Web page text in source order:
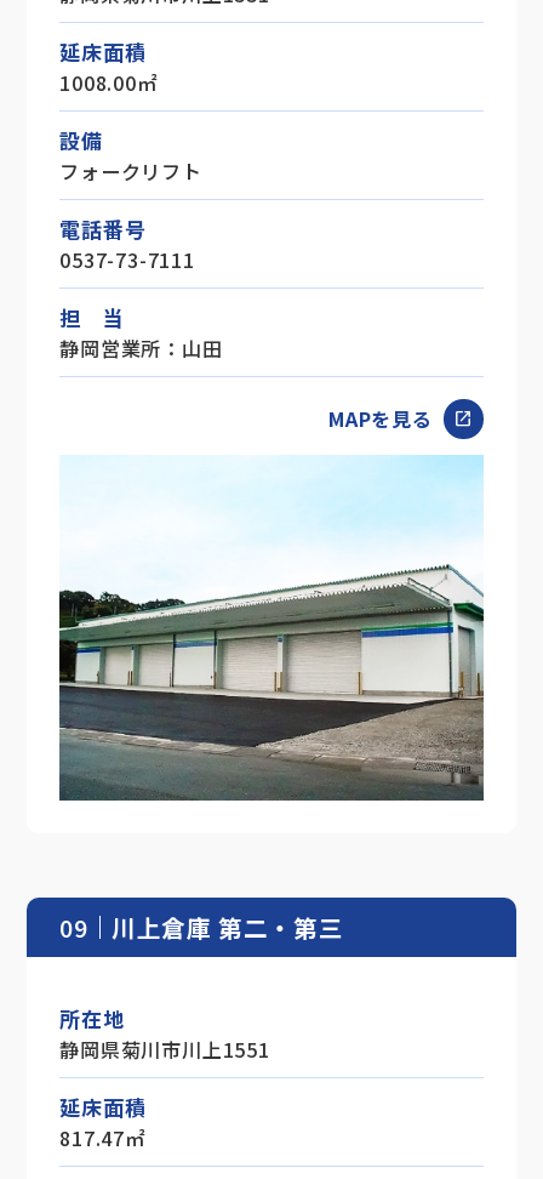
延床面積
1008.00㎡
設備
フォークリフト
電話番号
0537-73-7111
担 当
静岡営業所：山田
MAPを見る open_in_new
09 川上倉庫 第二・第三
所在地
静岡県菊川市川上1551
延床面積
817.47㎡